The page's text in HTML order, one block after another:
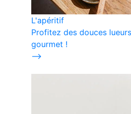
L'apéritif
Profitez des douces
gourmet !
⟶